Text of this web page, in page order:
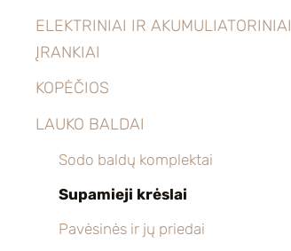
ELEKTRINIAI IR AKUMULIATORINIAI
ĮRANKIAI
KOPĖČIOS
LAUKO BALDAI
Sodo baldų komplektai
Supamieji krėslai
Pavėsinės ir jų priedai